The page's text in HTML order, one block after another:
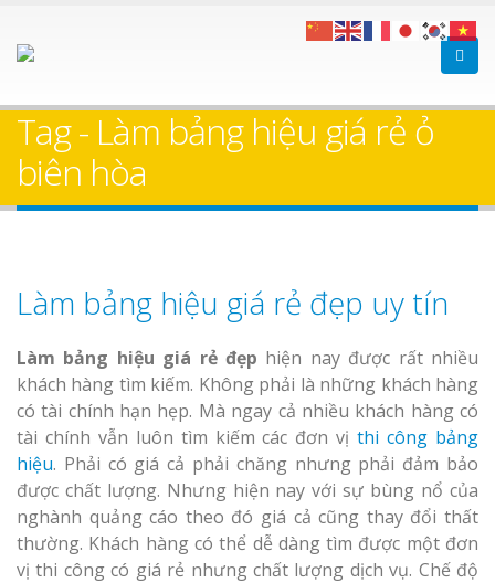
Tag - Làm bảng hiệu giá rẻ ỏ
biên hòa
Làm bảng hiệu giá rẻ đẹp uy tín
Làm bảng hiệu giá rẻ đẹp hiện nay được rất nhiều
khách hàng tìm kiếm. Không phải là những khách hàng
có tài chính hạn hẹp. Mà ngay cả nhiều khách hàng có
tài chính vẫn luôn tìm kiếm các đơn vịthi công bảng
hiệu. Phải có giá cả phải chăng nhưng phải đảm bảo
được chất lượng. Nhưng hiện nay với sự bùng nổ của
nghành quảng cáo theo đó giá cả cũng thay đổi thất
thường. Khách hàng có thể dễ dàng tìm được một đơn
vị thi công có giá rẻ nhưng chất lượng dịch vụ. Chế độ